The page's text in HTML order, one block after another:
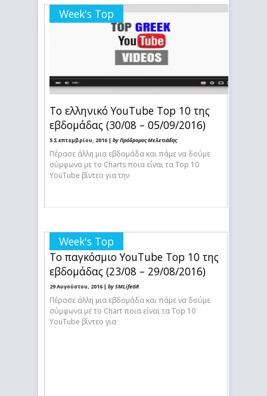
Week's Top
Το ελληνικό YouTube Top 10 της
εβδομάδας (30/08 – 05/09/2016)
5 Σεπτεμβρίου, 2016 | by Πρόδρομος Μελετιάδης
Πέρασε άλλη μια εβδομάδα και πάμε να δούμε
σύμφωνα με το Charts ποια είναι τα Top 10
YouTube βίντεο για την
Week's Top
Το παγκόσμιο YouTube Top 10 της
εβδομάδας (23/08 – 29/08/2016)
29 Αυγούστου, 2016 | by SMLifeGR
Πέρασε άλλη μια εβδομάδα και πάμε να δούμε
σύμφωνα με το Chart ποια είναι τα Top 10
YouTube βίντεο για